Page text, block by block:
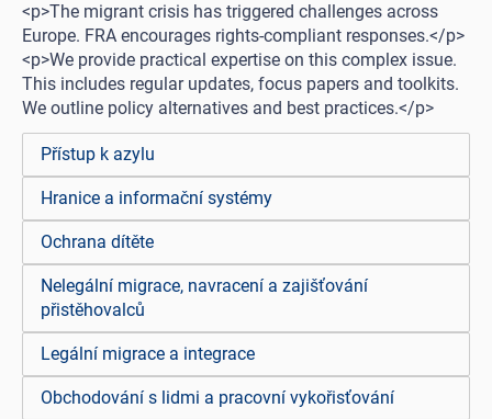
<p>The migrant crisis has triggered challenges across
Europe. FRA encourages rights-compliant responses.</p>
<p>We provide practical expertise on this complex issue.
This includes regular updates, focus papers and toolkits.
We outline policy alternatives and best practices.</p>
Přístup k azylu
Hranice a informační systémy
Ochrana dítěte
Nelegální migrace, navracení a zajišťování
přistěhovalců
Legální migrace a integrace
Obchodování s lidmi a pracovní vykořisťování